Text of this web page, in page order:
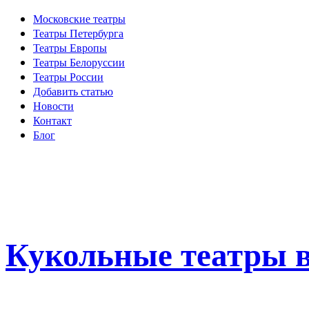
Московские театры
Театры Петербурга
Театры Европы
Театры Белоруссии
Театры России
Добавить статью
Новости
Контакт
Блог
Кукольные театры